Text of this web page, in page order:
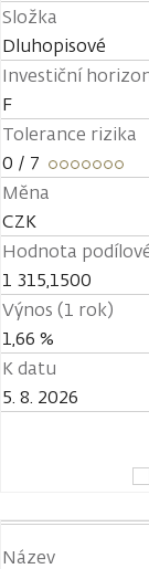
Složka
Dluhopisové
Investiční
F
Tolerance rizika
0 / 7
Měna
CZK
Hodnota
1 315,1500
Výnos (1 rok)
1,66 %
K datu
5. 8. 2026
Název